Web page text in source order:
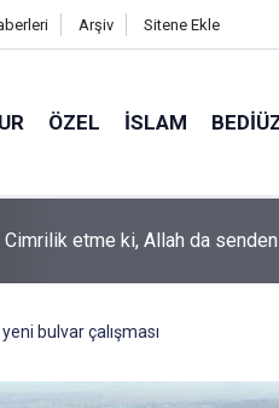
Arşiv Sitene Ekle
ÖZEL İSLAM
Cimrilik etme ki, Allah da senden
bulvar çalışması